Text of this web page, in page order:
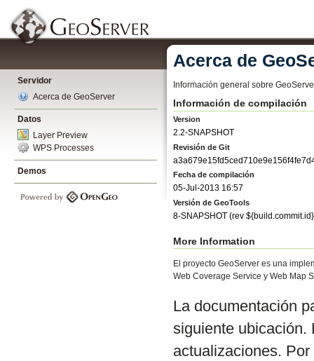
Servidor
Acerca de GeoServer
Datos
Layer Preview
WPS Processes
Demos
Acerca de
Información general sobre
Información de compilación
Version
2.2-SNAPSHOT
Revisión de Git
Fecha de compilación
05-Jul-2013 16:57
Versión de GeoTools
8-SNAPSHOT (rev ${build.commit.id}
More Information
El proyecto GeoServer es una
Web Coverage Service y Web Map
La documentación
siguiente ubicación.
actualizaciones.